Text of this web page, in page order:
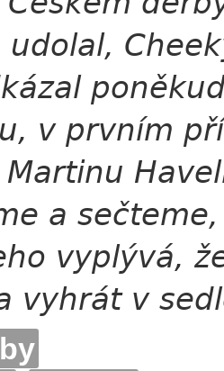
v prvním
a sečteme,
vyplývá,
vyhrát v